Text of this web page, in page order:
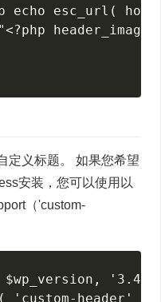
echo esc_url(
定义标题。 如果您希望
安装，您可以使用以
（'custom-
$wp_version,
'custom-header' );